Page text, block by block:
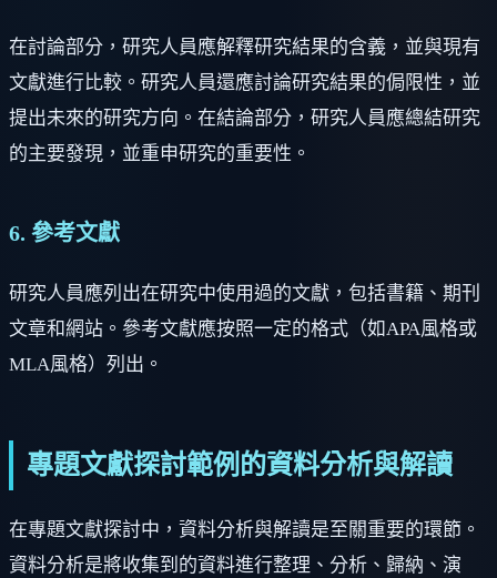
在討論部分，研究人員應解釋研究結果的含義，並與現有
文獻進行比較。研究人員還應討論研究結果的侷限性，並
提出未來的研究方向。在結論部分，研究人員應總結研究
的主要發現，並重申研究的重要性。
6. 參考文獻
研究人員應列出在研究中使用過的文獻，包括書籍、期刊
文章和網站。參考文獻應按照一定的格式（如APA風格或
MLA風格）列出。
專題文獻探討範例的資料分析與解讀
在專題文獻探討中，資料分析與解讀是至關重要的環節。
資料分析是將收集到的資料進行整理、分析、歸納、演